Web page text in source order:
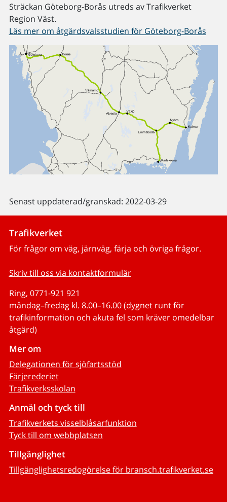
Sträckan Göteborg-Borås utreds av Trafikverket
Region Väst.
Läs mer om åtgärdsvalsstudien för Göteborg-Borås
Senast uppdaterad/granskad: 2022-03-29
Trafikverket
För frågor om väg, järnväg, färja och övriga frågor.
Skriv till oss via kontaktformulär
Ring, 0771-921 921
måndag–fredag kl. 8.00–16.00 (dygnet runt för
trafikinformation och akuta fel som kräver omedelbar
åtgärd)
Mer om
Delegationen för sjöfartsstöd
Färjerederiet
Trafikverksskolan
Anmäl och tyck till
Trafikverkets visselblåsarfunktion
Tyck till om webbplatsen
Tillgänglighet
Tillgänglighetsredogörelse för bransch.trafikverket.se